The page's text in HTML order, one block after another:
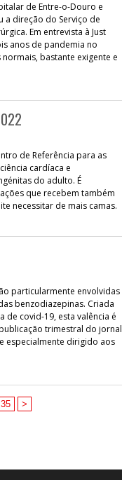
de Entre-o-Douro e
a direção do Serviço de
Em entrevista à Just
anos de pandemia no
bastante exigente e
de Referência para as
cardíaca e
do adulto. É
que recebem também
necessitar de mais camas.
particularmente envolvidas
benzodiazepinas. Criada
de covid-19, esta valência é
trimestral do jornal
especialmente dirigido aos
35 >